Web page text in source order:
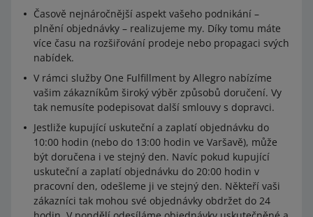
Časově nejnáročnější aspekt vašeho podnikání –
plnění objednávky – realizujeme my. Díky tomu máte
více času na rozšiřování prodeje nebo propagaci svých
nabídek.
V rámci služby One Fulfillment by Allegro nabízíme
vašim zákazníkům široký výběr způsobů doručení. Vy
tak nemusíte podepisovat další smlouvy s dopravci.
Jestliže kupující uskuteční a zaplatí objednávku do
10:00 hodin (nebo do 13:00 hodin ve Varšavě), může
být doručena i ve stejný den. Navíc pokud kupující
uskuteční a zaplatí objednávku do 20:00 hodin v
pracovní den, odešleme ji ve stejný den. Někteří vaši
zákazníci tak mohou své objednávky obdržet do 24